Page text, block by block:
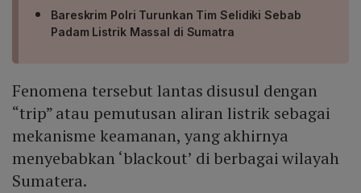
Bareskrim Polri Turunkan Tim Selidiki Sebab
Padam Listrik Massal di Sumatra
Fenomena tersebut lantas disusul dengan
“trip” atau pemutusan aliran listrik sebagai
mekanisme keamanan, yang akhirnya
menyebabkan ‘blackout’ di berbagai wilayah
Sumatera.